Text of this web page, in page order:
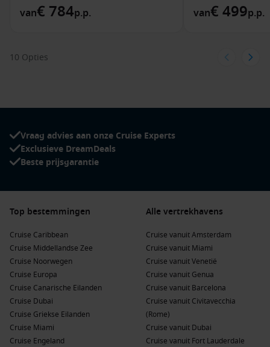
van€ 784p.p. van€ 499p.p.
10 Opties
Vraag advies aan onze Cruise Experts
Exclusieve DreamDeals
Beste prijsgarantie
Top bestemmingen
Cruise Caribbean
Cruise Middellandse Zee
Cruise Noorwegen
Cruise Europa
Cruise Canarische Eilanden
Cruise Dubai
Cruise Griekse Eilanden
Cruise Miami
Cruise Engeland
Alle vertrekhavens
Cruise vanuit Amsterdam
Cruise vanuit Miami
Cruise vanuit Venetië
Cruise vanuit Genua
Cruise vanuit Barcelona
Cruise vanuit Civitavecchia
(Rome)
Cruise vanuit Dubai
Cruise vanuit Fort Lauderdale